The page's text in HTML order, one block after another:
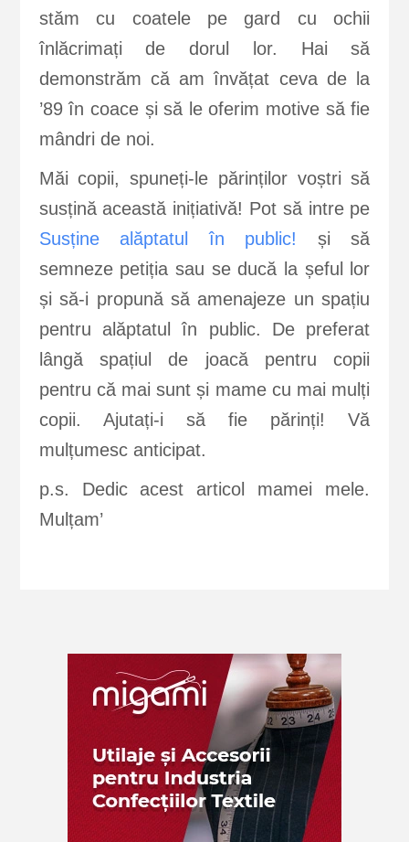
stăm cu coatele pe gard cu ochii
înlăcrimați de dorul lor. Hai să
demonstrăm că am învățat ceva de la
’89 în coace și să le oferim motive să fie
mândri de noi.
Măi copii, spuneți-le părinților voștri să
susțină această inițiativă! Pot să intre pe
Susține alăptatul în public!
și să
semneze petiția sau se ducă la șeful lor
și să-i propună să amenajeze un spațiu
pentru alăptatul în public. De preferat
lângă spațiul de joacă pentru copii
pentru că mai sunt și mame cu mai mulți
copii. Ajutați-i să fie părinți! Vă
mulțumesc anticipat.
p.s. Dedic acest articol mamei mele.
Mulțam’